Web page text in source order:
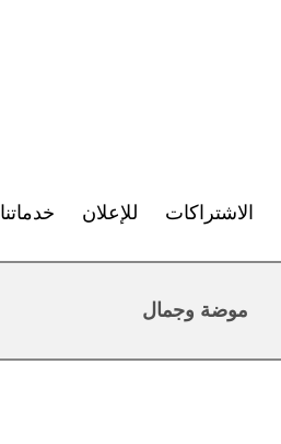
الاشتراكات للإعلان خدماتنا
موضة وجمال